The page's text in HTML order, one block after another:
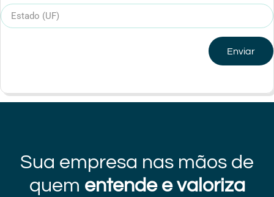
Enviar
Sua empresa nas mãos de
quem entende e valoriza